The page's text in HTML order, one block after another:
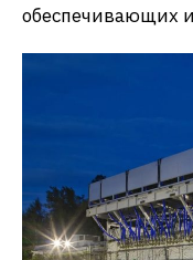
обеспечивающих